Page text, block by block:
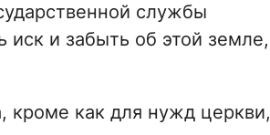
службы
иск и забыть об этой земле,
кроме как для нужд церкви,